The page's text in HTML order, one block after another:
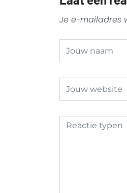
Je e-mailadres